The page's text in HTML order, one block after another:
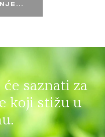
saznati za
koji stižu u